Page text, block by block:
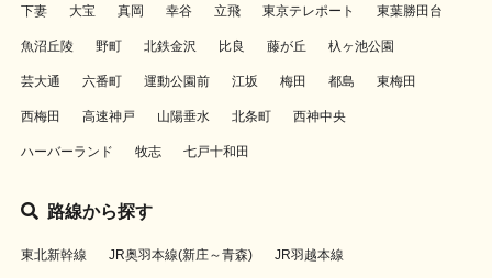
下妻 大宝 真岡 幸谷 立飛 東京テレポート 東葉勝田台
魚沼丘陵 野町 北鉄金沢 比良 藤が丘 杁ヶ池公園
芸大通 六番町 運動公園前 江坂 梅田 都島 東梅田
西梅田 高速神戸 山陽垂水 北条町 西神中央
ハーバーランド 牧志 七戸十和田
路線から探す
東北新幹線 JR奥羽本線(新庄～青森) JR羽越本線